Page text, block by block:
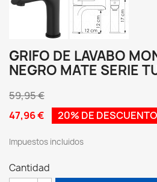
GRIFO DE LAVABO
NEGRO MATE SERIE
59,95 €
47,96 €
20% DE DESCUENTO
Impuestos incluidos
Cantidad